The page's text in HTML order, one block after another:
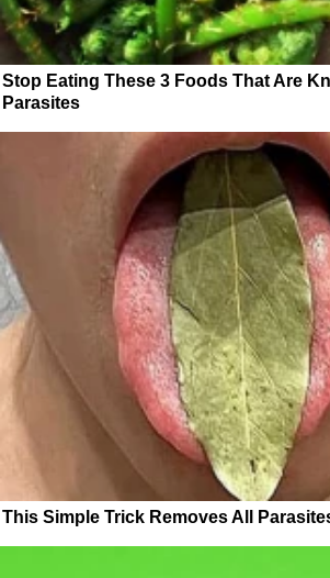
Stop Eating These 3 Foods That Are
Parasites
This Simple Trick Removes All